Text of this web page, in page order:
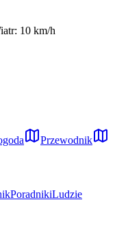
10 km/h
Przewodnik
PoradnikiLudzie